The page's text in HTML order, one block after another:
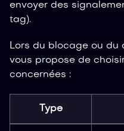
envoyer des
tag).
Lors du blocage ou du
vous propose de
concernées :
Type